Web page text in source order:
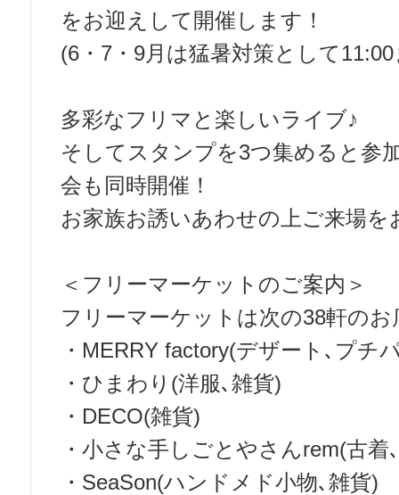
をお迎えして開催します！
(6・7・9月は猛暑対策として
多彩なフリマと楽しいライブ♪
そしてスタンプを3つ集めると参
会も同時開催！
お家族お誘いあわせの上ご来場
＜フリーマーケットのご案内＞
フリーマーケットは次の38軒の
・MERRY factory(デザート､プチ
・ひまわり(洋服､雑貨)
・DECO(雑貨)
・小さな手しごとやさんrem(古着
・SeaSon(ハンドメド小物､雑貨)